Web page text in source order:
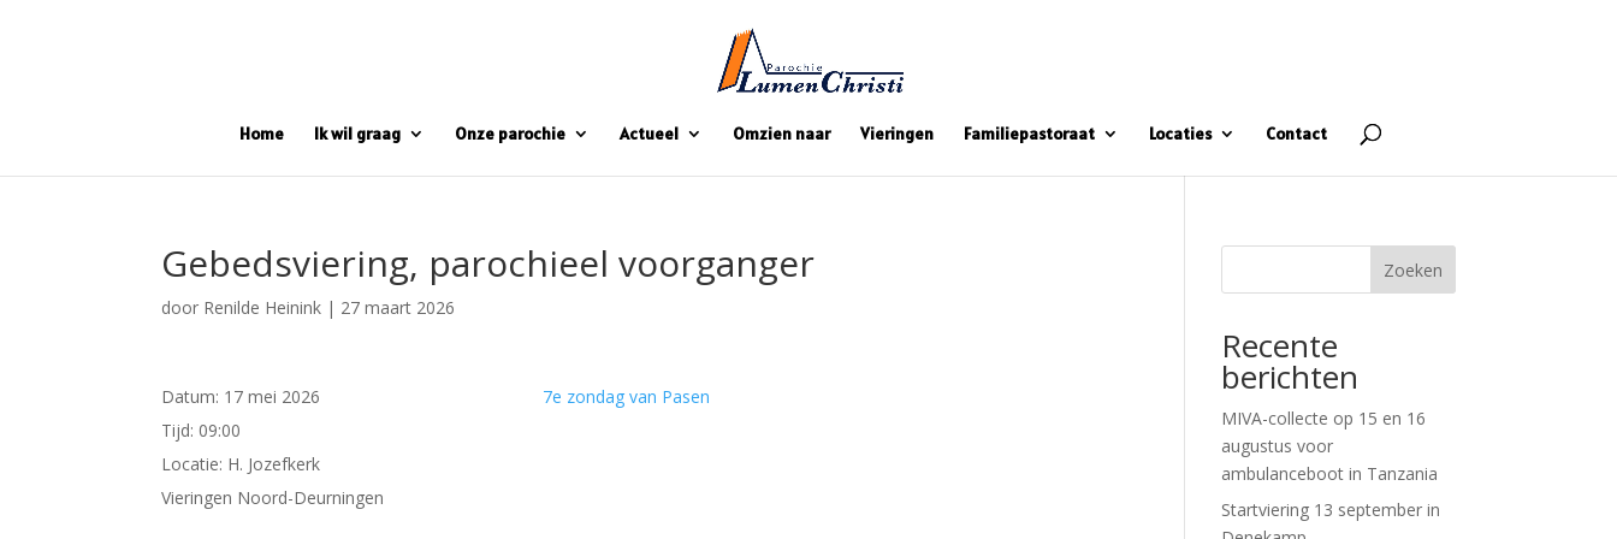
Home Ik wil graag Onze parochie Actueel Omzien naar Vieringen Familiepastoraat Locaties Contact
Gebedsviering, parochieel voorganger
door Renilde Heinink | 27 maart 2026
Datum: 17 mei 2026
Tijd: 09:00
Locatie: H. Jozefkerk
Vieringen Noord-Deurningen
7e zondag van Pasen
Zoeken
Recente
berichten
MIVA-collecte op 15 en 16
augustus voor
ambulanceboot in Tanzania
Startviering 13 september in